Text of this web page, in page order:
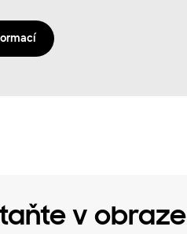
v obraze